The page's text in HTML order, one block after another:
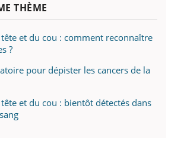
THÈME
tête et du cou : comment reconnaître
?
pour dépister les cancers de la
tête et du cou : bientôt détectés dans